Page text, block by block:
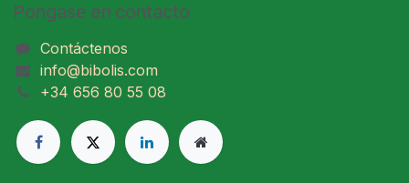
Pongase en contacto
Contáctenos
info@bibolis.com
+34 656 80 55 08